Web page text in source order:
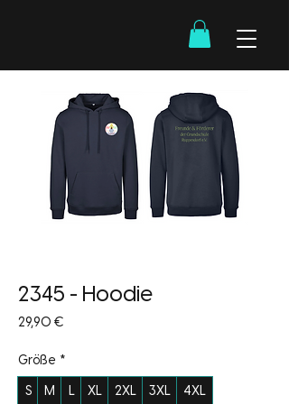
2345 - Hoodie
29,90 €
Größe *
S M L XL 2XL 3XL 4XL